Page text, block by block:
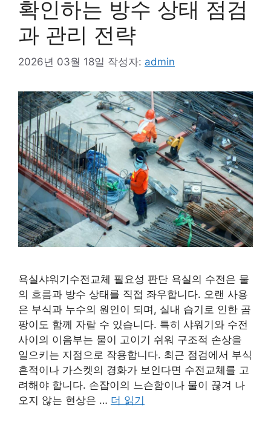
확인하는 방수 상태 점검
과 관리 전략
2026년 03월 18일 작성자: admin
욕실샤워기수전교체 필요성 판단 욕실의 수전은 물
의 흐름과 방수 상태를 직접 좌우합니다. 오랜 사용
은 부식과 누수의 원인이 되며, 실내 습기로 인한 곰
팡이도 함께 자랄 수 있습니다. 특히 샤워기와 수전
사이의 이음부는 물이 고이기 쉬워 구조적 손상을
일으키는 지점으로 작용합니다. 최근 점검에서 부식
흔적이나 가스켓의 경화가 보인다면 수전교체를 고
려해야 합니다. 손잡이의 느슨함이나 물이 끊겨 나
오지 않는 현상은 … 더 읽기